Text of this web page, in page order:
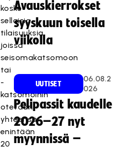
koske
sellaisia
tilaisuuksia,
joissa
seisomakatsomoon
tai
-
katsomoihin
otetaan
yhteensä
enintään
20
Avauskierrokset
syyskuun toisella
viikolla
UUTISET
06.08.2
026
Pelipassit kaudelle
2026–27 nyt
myynnissä –